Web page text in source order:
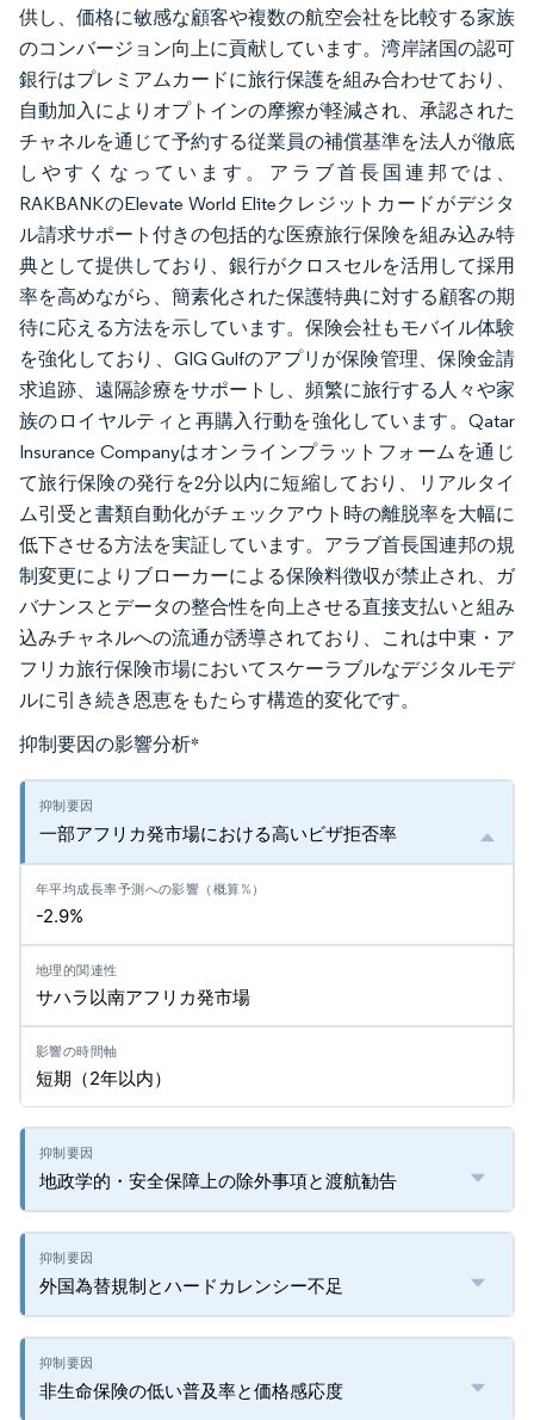
供し、価格に敏感な顧客や複数の航空会社を比較する家族
のコンバージョン向上に貢献しています。湾岸諸国の認可
銀行はプレミアムカードに旅行保護を組み合わせており、
自動加入によりオプトインの摩擦が軽減され、承認された
チャネルを通じて予約する従業員の補償基準を法人が徹底
しやすくなっています。アラブ首長国連邦では、
RAKBANKのElevate World Eliteクレジットカードがデジタ
ル請求サポート付きの包括的な医療旅行保険を組み込み特
典として提供しており、銀行がクロスセルを活用して採用
率を高めながら、簡素化された保護特典に対する顧客の期
待に応える方法を示しています。保険会社もモバイル体験
を強化しており、GIG Gulfのアプリが保険管理、保険金請
求追跡、遠隔診療をサポートし、頻繁に旅行する人々や家
族のロイヤルティと再購入行動を強化しています。Qatar
Insurance Companyはオンラインプラットフォームを通じ
て旅行保険の発行を2分以内に短縮しており、リアルタイ
ム引受と書類自動化がチェックアウト時の離脱率を大幅に
低下させる方法を実証しています。アラブ首長国連邦の規
制変更によりブローカーによる保険料徴収が禁止され、ガ
バナンスとデータの整合性を向上させる直接支払いと組み
込みチャネルへの流通が誘導されており、これは中東・ア
フリカ旅行保険市場においてスケーラブルなデジタルモデ
ルに引き続き恩恵をもたらす構造的変化です。
抑制要因の影響分析*
一部アフリカ発市場における高いビザ拒否率
-2.9%
サハラ以南アフリカ発市場
短期（2年以内）
地政学的・安全保障上の除外事項と渡航勧告
外国為替規制とハードカレンシー不足
非生命保険の低い普及率と価格感応度